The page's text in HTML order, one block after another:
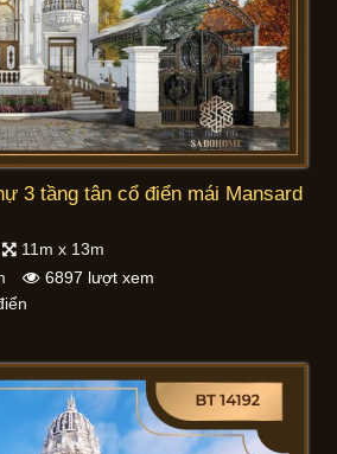
3 tầng tân cổ điển mái Mansard
11m x 13m
6897 lượt xem